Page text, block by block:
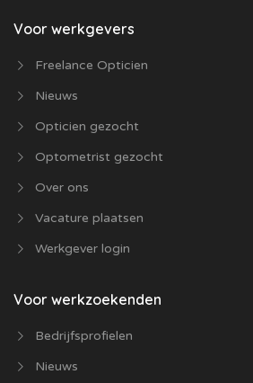
Voor werkgevers
Freelance Opticien
Nieuws
Opticien gezocht
Optometrist gezocht
Over ons
Vacature plaatsen
Werkgever login
Voor werkzoekenden
Bedrijfsprofielen
Nieuws